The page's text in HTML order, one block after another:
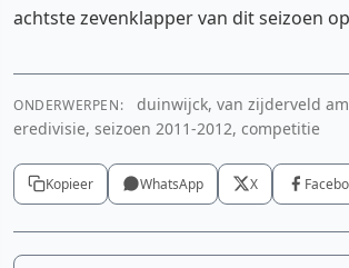
achtste zevenklapper van dit seizoen
ONDERWERPEN:
duinwijck, van zijderveld
eredivisie, seizoen 2011-2012, competitie
Kopieer WhatsApp X